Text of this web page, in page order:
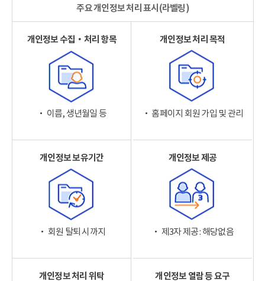
주요 개인정보 처리 표시(라벨링)
개인정보 수집‧처리 항목
‧ 이름, 생년월일 등
개인정보 처리 목적
‧ 홈페이지 회원 가입 및 관리
개인정보 보유기간
‧ 회원 탈퇴 시까지
개인정보 제공
‧ 제3자 제공 : 해당없음
개인정보 처리 위탁 개인정보 열람 등 요구